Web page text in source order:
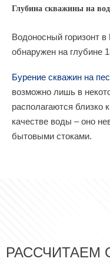
Глубина скважины на
Водоносный горизонт
обнаружен на глубине
Бурение скважин на
возможно лишь в
располагаются близко
качестве воды – оно
бытовыми стоками.
РАССЧИТАЕМ